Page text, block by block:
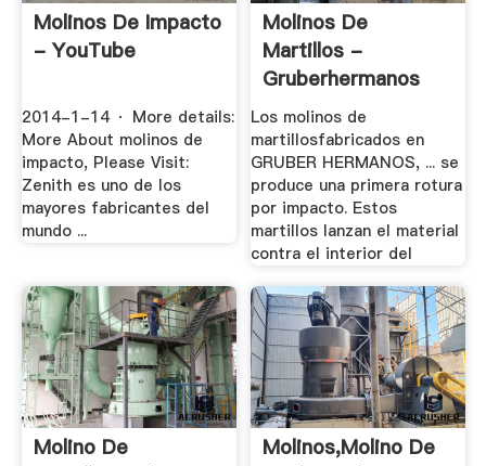
Molinos De Impacto
- YouTube
2014-1-14 · More details:
More About molinos de
impacto, Please Visit:
Zenith es uno de los
mayores fabricantes del
mundo ...
Molinos De
Martillos -
Gruberhermanos
Los molinos de
martillosfabricados en
GRUBER HERMANOS, ... se
produce una primera rotura
por impacto. Estos
martillos lanzan el material
contra el interior del
Molino De
Molinos,Molino De